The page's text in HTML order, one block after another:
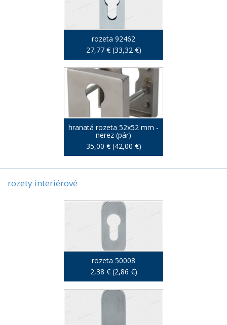
rozeta 92462
27,77 € (33,32 €)
hranatá rozeta 52x52 mm -
nerez (pár)
35,00 € (42,00 €)
rozety interiérové
rozeta 50008
2,38 € (2,86 €)